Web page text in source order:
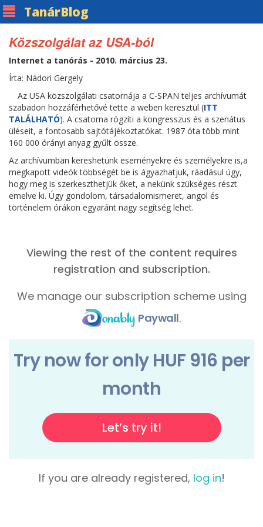
TanárBlog
Közszolgálat az USA-ból
Internet a tanórás - 2010. március 23.
Írta: Nádori Gergely
Az USA közszolgálati csatornája a C-SPAN teljes archívumát
szabadon hozzáférhetővé tette a weben keresztül (ITT
TALÁLHATÓ). A csatorna rögzíti a kongresszus és a szenátus
üléseit, a fontosabb sajtótájékoztatókat. 1987 óta több mint
160 000 órányi anyag gyűlt össze.
Az archívumban kereshetünk eseményekre és személyekre is,a
megkapott videók többségét be is ágyazhatjuk, ráadásul úgy,
hogy meg is szerkeszthetjük őket, a nekünk szükséges részt
emelve ki. Úgy gondolom, társadalomismeret, angol és
történelem órákon egyaránt nagy segítség lehet.